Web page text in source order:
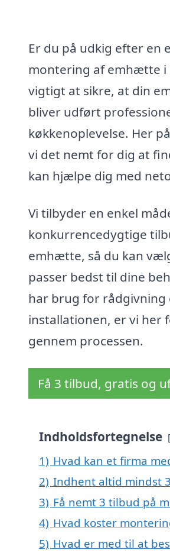
Er du på udkig efter en
montering af emhætte i
vigtigt at sikre, at din
bliver udført
køkkenoplevelse. Her
vi det nemt for dig at
kan hjælpe dig med
Vi tilbyder en enkel
konkurrencedygtige
emhætte, så du kan
passer bedst til dine
har brug for rådgivning
installationen, er vi her
gennem processen.
Få 3 tilbud, gratis og
Indholdsfortegnelse
1) Hvad kan et firma
2) Indhent altid mindst
3) Få nemt 3 tilbud på
4) Hvad koster
5) Hvad er med til at